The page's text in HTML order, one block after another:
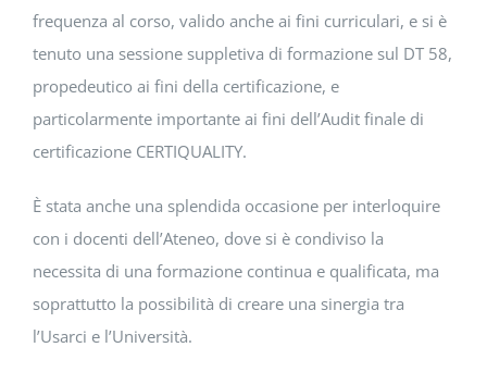
frequenza al corso, valido anche ai fini curriculari, e si è
tenuto una sessione suppletiva di formazione sul DT 58,
propedeutico ai fini della certificazione, e
particolarmente importante ai fini dell’Audit finale di
certificazione CERTIQUALITY.
È stata anche una splendida occasione per interloquire
con i docenti dell’Ateneo, dove si è condiviso la
necessita di una formazione continua e qualificata, ma
soprattutto la possibilità di creare una sinergia tra
l’Usarci e l’Università.